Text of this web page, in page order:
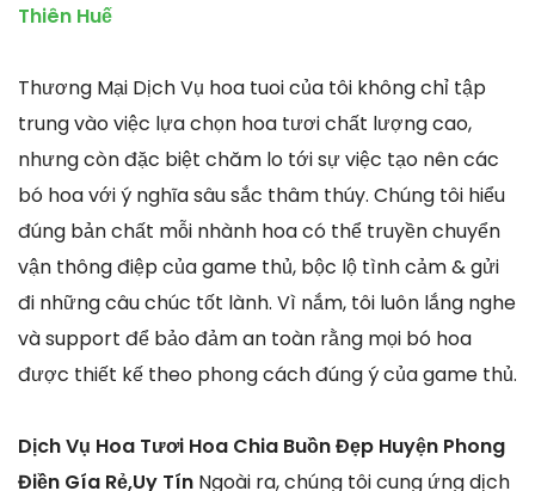
Thiên Huế
Thương Mại Dịch Vụ hoa tuoi của tôi không chỉ tập
trung vào việc lựa chọn hoa tươi chất lượng cao,
nhưng còn đặc biệt chăm lo tới sự việc tạo nên các
bó hoa với ý nghĩa sâu sắc thâm thúy. Chúng tôi hiểu
đúng bản chất mỗi nhành hoa có thể truyền chuyển
vận thông điệp của game thủ, bộc lộ tình cảm & gửi
đi những câu chúc tốt lành. Vì nắm, tôi luôn lắng nghe
và support để bảo đảm an toàn rằng mọi bó hoa
được thiết kế theo phong cách đúng ý của game thủ.
Dịch Vụ Hoa Tươi Hoa Chia Buồn Đẹp Huyện Phong
Điền Gía Rẻ,Uy Tín Ngoài ra, chúng tôi cung ứng dịch